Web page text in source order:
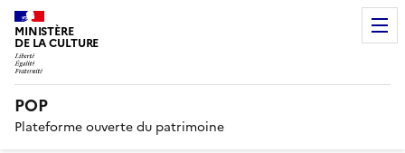
MINISTÈRE
DE LA CULTURE
POP
Plateforme ouverte du patrimoine